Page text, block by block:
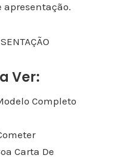
apresentação.
Ver:
Completo
Carta De